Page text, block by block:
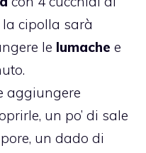
cipolla sarà
le lumache e
aggiungere
un po’ di sale
un dado di